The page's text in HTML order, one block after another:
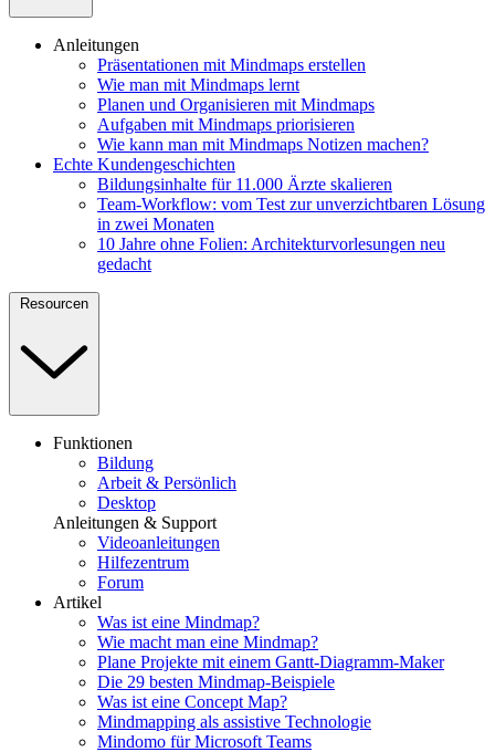
Anleitungen
Präsentationen mit Mindmaps erstellen
Wie man mit Mindmaps lernt
Planen und Organisieren mit Mindmaps
Aufgaben mit Mindmaps priorisieren
Wie kann man mit Mindmaps Notizen machen?
Echte Kundengeschichten
Bildungsinhalte für 11.000 Ärzte skalieren
Team-Workflow: vom Test zur unverzichtbaren Lösung
in zwei Monaten
10 Jahre ohne Folien: Architekturvorlesungen neu
gedacht
Resourcen
Funktionen
Bildung
Arbeit & Persönlich
Desktop
Anleitungen & Support
Videoanleitungen
Hilfezentrum
Forum
Artikel
Was ist eine Mindmap?
Wie macht man eine Mindmap?
Plane Projekte mit einem Gantt-Diagramm-Maker
Die 29 besten Mindmap-Beispiele
Was ist eine Concept Map?
Mindmapping als assistive Technologie
Mindomo für Microsoft Teams